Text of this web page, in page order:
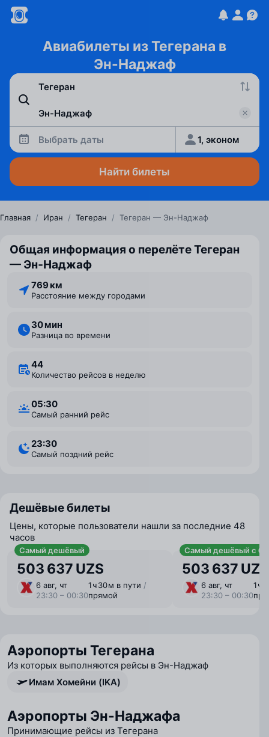
Авиабилеты из Тегерана в
Эн-Наджаф
Выбрать даты 1, эконом
Найти билеты
Главная / Иран / Тегеран / Тегеран — Эн-Наджаф
Общая информация о перелёте Тегеран
— Эн‑Наджаф
769 км
Расстояние между городами
30 мин
Разница во времени
44
Количество рейсов в неделю
05:30
Самый ранний рейс
23:30
Самый поздний рейс
Дешёвые билеты
Цены, которые пользователи нашли за последние 48
часов
Самый дешёвый
503 637 UZS
6 авг, чт
23:30 – 00:30
1 ⁠ч 30 ⁠м в пути /
прямой
Самый дешёвый с
503 637 UZS
6 авг, чт
23:30 – 00:30
1 ⁠ч
Аэропорты Тегерана
Из которых выполняются рейсы в Эн-Наджаф
Имам Хомейни (IKA)
Аэропорты Эн-Наджафа
Принимающие рейсы из Тегерана